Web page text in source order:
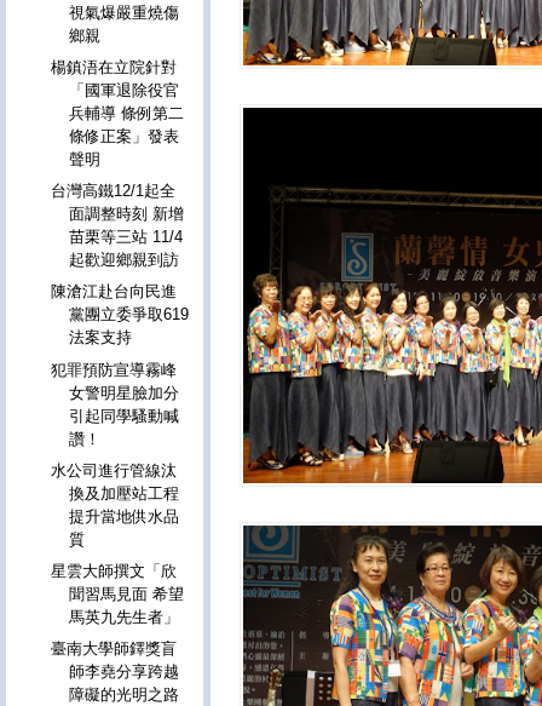
視氣爆嚴重燒傷
鄉親
楊鎮浯在立院針對
「國軍退除役官
兵輔導 條例第二
條修正案」發表
聲明
台灣高鐵12/1起全
面調整時刻 新增
苗栗等三站 11/4
起歡迎鄉親到訪
陳滄江赴台向民進
黨團立委爭取619
法案支持
犯罪預防宣導霧峰
女警明星臉加分
引起同學騷動喊
讚！
水公司進行管線汰
換及加壓站工程
提升當地供水品
質
星雲大師撰文「欣
聞習馬見面 希望
馬英九先生者」
臺南大學師鐸獎盲
師李堯分享跨越
障礙的光明之路